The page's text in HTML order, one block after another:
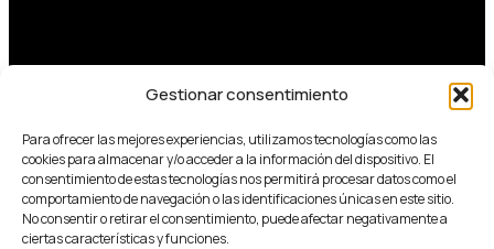
Gestionar consentimiento
Para ofrecer las mejores experiencias, utilizamos tecnologías como las
cookies para almacenar y/o acceder a la información del dispositivo. El
consentimiento de estas tecnologías nos permitirá procesar datos como el
comportamiento de navegación o las identificaciones únicas en este sitio.
No consentir o retirar el consentimiento, puede afectar negativamente a
ciertas características y funciones.